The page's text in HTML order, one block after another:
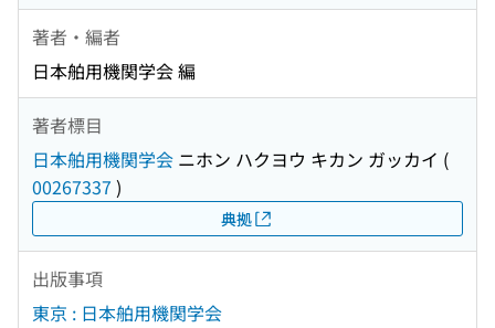
著者・編者
日本舶用機関学会 編
著者標目
日本舶用機関学会 ニホン ハクヨウ キカン ガッカイ (
00267337 )
典拠
出版事項
東京 : 日本舶用機関学会